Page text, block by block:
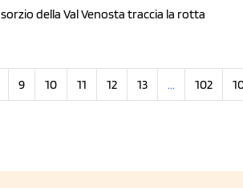
della Val Venosta traccia la rotta
9 10 11 12 13 ... 102